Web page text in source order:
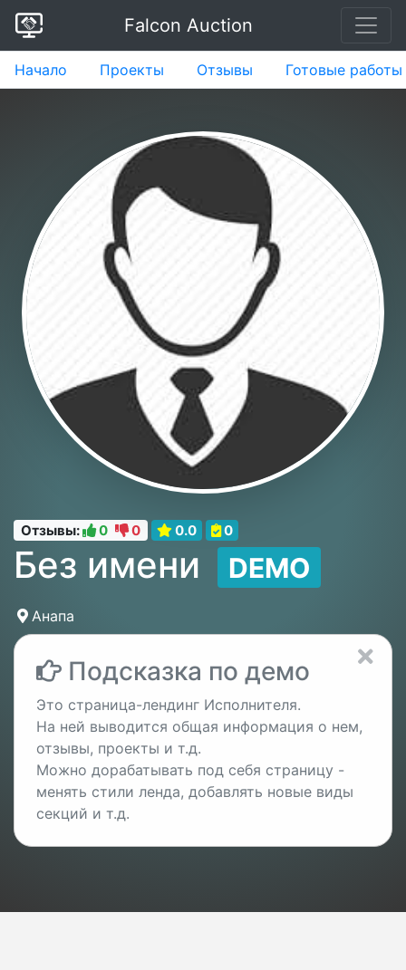
Falcon Auction
Начало Проекты Отзывы Готовые работы
Отзывы: 0 0 0.0 0
Без имени DEMO
Анапа
Подсказка по демо
Это страница-лендинг Исполнителя.
На ней выводится общая информация о нем,
отзывы, проекты и т.д.
Можно дорабатывать под себя страницу -
менять стили ленда, добавлять новые виды
секций и т.д.